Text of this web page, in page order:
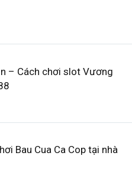
– Cách chơi slot Vương
Bau Cua Ca Cop tại nhà